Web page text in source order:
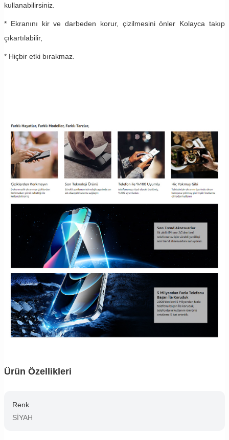
kullanabilirsiniz.
* Ekranını kir ve darbeden korur, çizilmesini önler Kolayca takıp
çıkartılabilir,
* Hiçbir etki bırakmaz.
Ürün Özellikleri
Renk
SİYAH